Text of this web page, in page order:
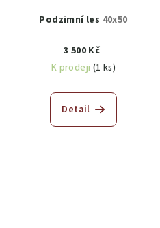
Podzimní les 40x50
3 500 Kč
K prodeji (1 ks)
Detail